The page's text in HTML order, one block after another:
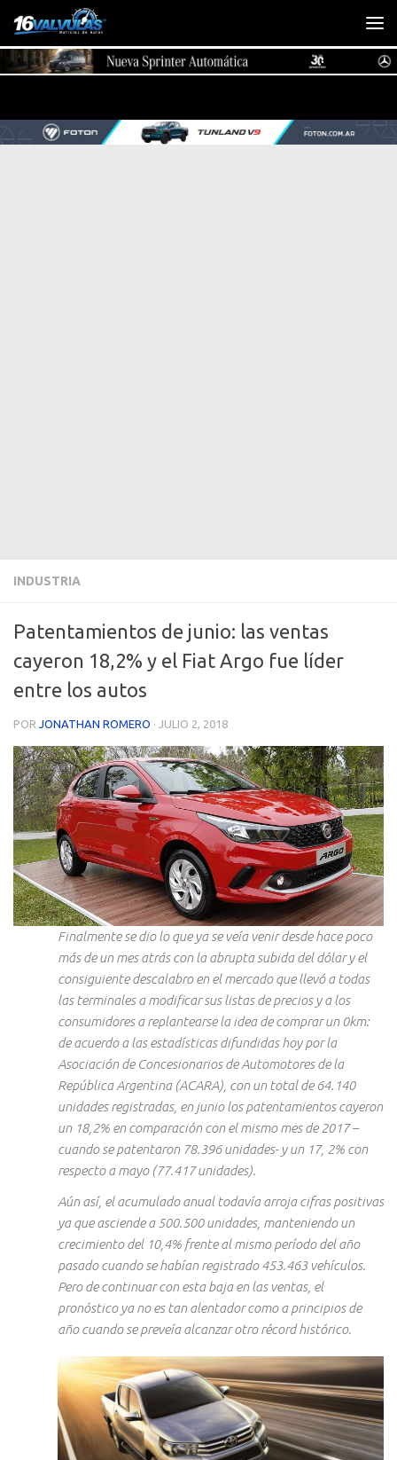
Saltar al contenido
INDUSTRIA
Patentamientos de junio: las ventas
cayeron 18,2% y el Fiat Argo fue líder
entre los autos
POR JONATHAN ROMERO · JULIO 2, 2018
Finalmente se dio lo que ya se veía venir desde hace poco
más de un mes atrás con la abrupta subida del dólar y el
consiguiente descalabro en el mercado que llevó a todas
las terminales a modificar sus listas de precios y a los
consumidores a replantearse la idea de comprar un 0km:
de acuerdo a las estadísticas difundidas hoy por la
Asociación de Concesionarios de Automotores de la
República Argentina (ACARA), con un total de 64.140
unidades registradas, en junio los patentamientos cayeron
un 18,2% en comparación con el mismo mes de 2017 –
cuando se patentaron 78.396 unidades- y un 17, 2% con
respecto a mayo (77.417 unidades).
Aún así, el acumulado anual todavía arroja cifras positivas
ya que asciende a 500.500 unidades, manteniendo un
crecimiento del 10,4% frente al mismo período del año
pasado cuando se habían registrado 453.463 vehículos.
Pero de continuar con esta baja en las ventas, el
pronóstico ya no es tan alentador como a principios de
año cuando se preveía alcanzar otro récord histórico.